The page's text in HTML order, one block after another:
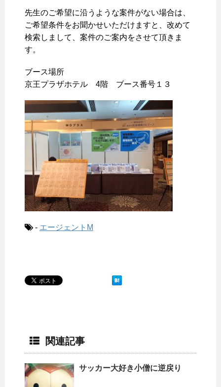
先生のご希望に沿うような案件がない場合は、
ご希望条件をお聞かせいただけますと、改めて
検索しまして、案件のご案内をさせて頂きま
す。
ブース場所
京王プラザホテル 4階 ブース番号１３
- エージェントM
関連記事
サッカー大好き小僧に逆戻り